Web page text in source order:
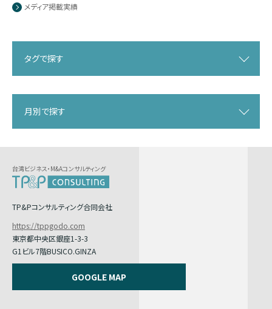
メディア掲載実績
タグで探す
月別で探す
台湾ビジネス・M&Aコンサルティング
TP&Pコンサルティング合同会社
https://tppgodo.com
東京都中央区銀座1-3-3
G1ビル7階BUSICO.GINZA
GOOGLE MAP